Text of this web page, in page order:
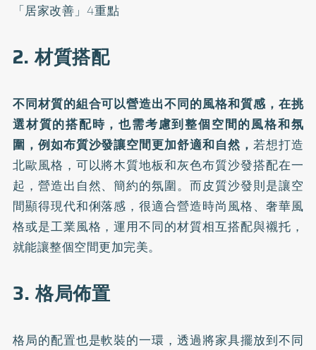
「居家改善」4重點
2. 材質搭配
不同材質的組合可以營造出不同的風格和質感，在挑
選材質的搭配時，也需考慮到整個空間的風格和氛
圍，例如布質沙發讓空間更加舒適和自然， 若想打造
北歐風格，可以將木質地板和灰色布質沙發搭配在一
起，營造出自然、簡約的氛圍。而皮質沙發則是讓空
間顯得現代和俐落感，很適合營造時尚風格、奢華風
格或是工業風格，運用不同的材質相互搭配與襯托，
就能讓整個空間更加完美。
3. 格局佈置
格局的配置也是軟裝的一環，透過將家具擺放到不同